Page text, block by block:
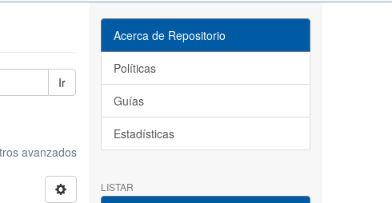
Ir
avanzados
Acerca de Repositorio
Políticas
Guías
Estadísticas
LISTAR